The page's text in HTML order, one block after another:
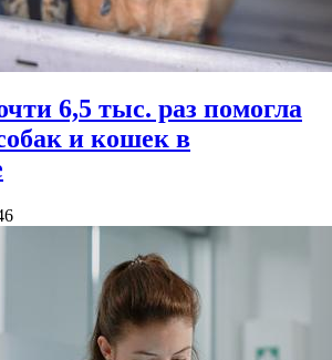
6,5 тыс. раз помогла
и кошек в